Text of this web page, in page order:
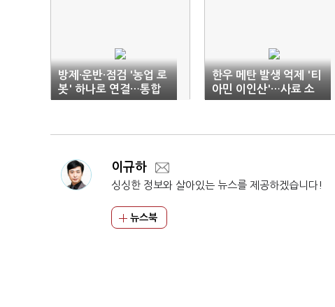
방제·운반·점검 '농업 로
봇' 하나로 연결…통합
관리기술 가동
한우 메탄 발생 억제 '티
아민 이인산'…사료 소
재 '상용화' 추진
이규하
싱싱한 정보와 살아있는 뉴스를 제공하겠습니다!
뉴스북